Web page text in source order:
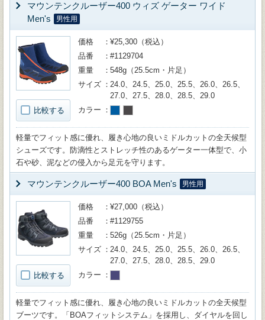
マウンテンクルーザー400 ウィズ ゲーター ワイド
Men's
男性用
比較する
価格
¥25,300（税込）
品番
#1129704
重量
548g（25.5cm・片足）
サイズ
24.0、24.5、25.0、25.5、26.0、26.5、
27.0、27.5、28.0、28.5、29.0
カラー
軽量でフィット感に優れ、履き心地の良いミドルカットの全天候型
シューズです。防滴性とストレッチ性のあるゲーター一体型で、小
石や砂、泥などの侵入から足元を守ります。
マウンテンクルーザー400 BOA Men's 男性用
比較する
価格
¥27,000（税込）
品番
#1129755
重量
526g（25.5cm・片足）
サイズ
24.0、24.5、25.0、25.5、26.0、26.5、
27.0、27.5、28.0、28.5、29.0
カラー
軽量でフィット感に優れ、履き心地の良いミドルカットの全天候型
ブーツです。「BOAフィットシステム」を採用し、ダイヤルを回し